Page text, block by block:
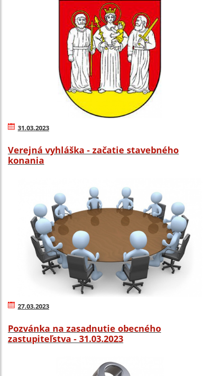
31.03.2023
Verejná vyhláška - začatie stavebného
konania
27.03.2023
Pozvánka na zasadnutie obecného
zastupiteľstva - 31.03.2023